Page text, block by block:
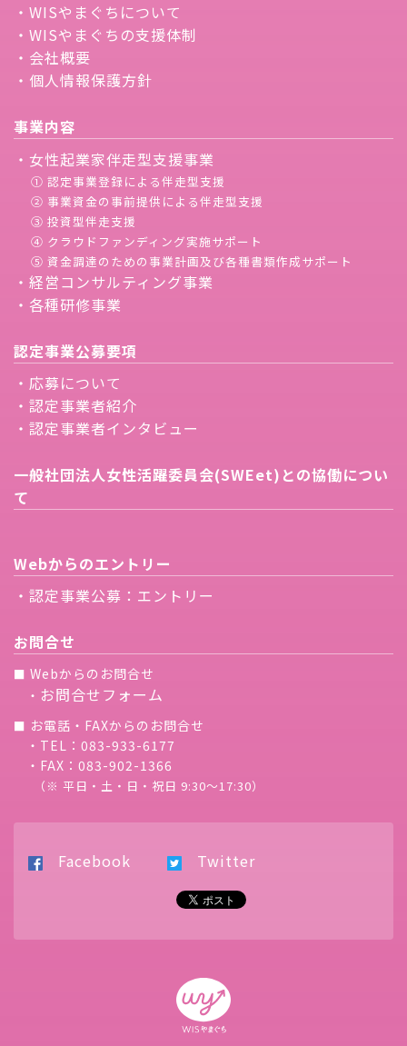
・WISやまぐちについて
・WISやまぐちの支援体制
・会社概要
・個人情報保護方針
事業内容
・女性起業家伴走型支援事業
① 認定事業登録による伴走型支援
② 事業資金の事前提供による伴走型支援
③ 投資型伴走支援
④ クラウドファンディング実施サポート
⑤ 資金調達のための事業計画及び各種書類作成サポート
・経営コンサルティング事業
・各種研修事業
認定事業公募要項
・応募について
・認定事業者紹介
・認定事業者インタビュー
一般社団法人女性活躍委員会(SWEet)との協働につい
て
Webからのエントリー
・認定事業公募：エントリー
お問合せ
■ Webからのお問合せ
・ お問合せフォーム
■ お電話・FAXからのお問合せ
・TEL：083-933-6177
・FAX：083-902-1366
（※ 平日・土・日・祝日 9:30〜17:30）
Facebook Twitter